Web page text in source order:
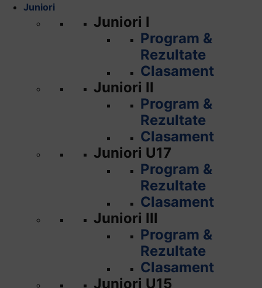
Juniori
Juniori I
Program &
Rezultate
Clasament
Juniori II
Program &
Rezultate
Clasament
Juniori U17
Program &
Rezultate
Clasament
Juniori III
Program &
Rezultate
Clasament
Juniori U15